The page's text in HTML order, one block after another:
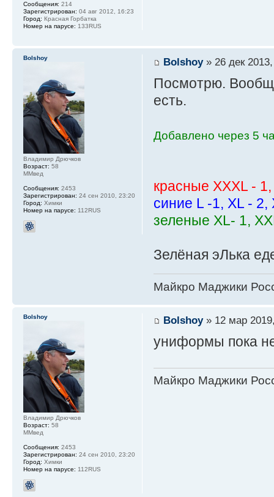
Сообщения: 214
Зарегистрирован: 04 авг 2012, 16:23
Город: Красная Горбатка
Номер на парусе: 133RUS
Bolshoy» 26 дек
Посмотрю.
есть.
Добавлено через 5
красные XXXL -
синие L -1, XL - 2,
зеленые XL- 1,
Зелёная эЛька
Майкро Маджики
Bolshoy
Владимир Дрючков
Возраст: 58
ММвед
Сообщения: 2453
Зарегистрирован: 24 сен 2010, 23:20
Город: Химки
Номер на парусе: 112RUS
Bolshoy» 12 мар
униформы пока
Майкро Маджики
Bolshoy
Владимир Дрючков
Возраст: 58
ММвед
Сообщения: 2453
Зарегистрирован: 24 сен 2010, 23:20
Город: Химки
Номер на парусе: 112RUS